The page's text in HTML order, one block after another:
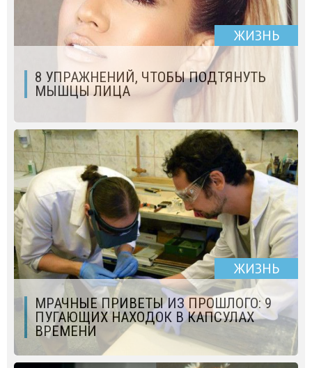
ЖИЗНЬ
8 УПРАЖНЕНИЙ, ЧТОБЫ ПОДТЯНУТЬ
МЫШЦЫ ЛИЦА
ЖИЗНЬ
МРАЧНЫЕ ПРИВЕТЫ ИЗ ПРОШЛОГО: 9
ПУГАЮЩИХ НАХОДОК В КАПСУЛАХ
ВРЕМЕНИ